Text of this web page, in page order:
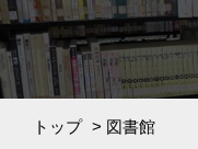
トップ > 図書館